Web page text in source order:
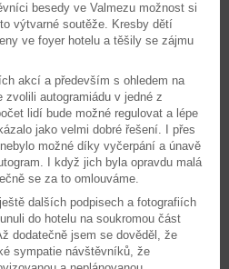
besedy ve Valmezu možnost si
výtvarné soutěže. Kresby dětí
ve foyer hotelu a těšily se zájmu
akcí a především s ohledem na
zvolili autogramiádu v jedné z
lidí bude možné regulovat a lépe
jako velmi dobré řešení. I přes
možné díky vyčerpání a únavě
I když jich byla opravdu malá
se za to omlouváme.
dalších podpisech a fotografiích
do hotelu na soukromou část
dodatečně jsem se dověděl, že
sympatie návštěvníků, že